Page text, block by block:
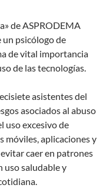
de ASPRODEMA
un psicólogo de
de vital importancia
de las tecnologías.
asistentes del
asociados al abuso
uso excesivo de
móviles, aplicaciones y
caer en patrones
uso saludable y